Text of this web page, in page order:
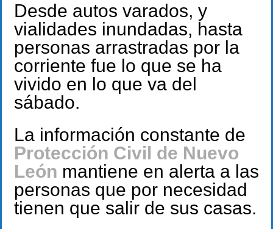
Desde autos varados, y
vialidades inundadas, hasta
personas arrastradas por la
corriente fue lo que se ha
vivido en lo que va del
sábado.
La información constante de
Protección Civil de Nuevo
León mantiene en alerta a las
personas que por necesidad
tienen que salir de sus casas.